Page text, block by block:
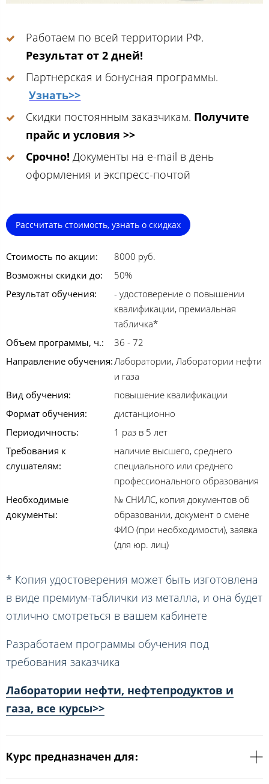
Работаем по всей территории РФ.
Результат от 2 дней!
Партнерская и бонусная программы.
Узнать>>
Скидки постоянным заказчикам. Получите
прайс и условия >>
Срочно! Документы на e-mail в день
оформления и экспресс-почтой
Рассчитать стоимость, узнать о скидках
Стоимость по акции:
8000 руб.
Возможны скидки до:
50%
Результат обучения:
- удостоверение о повышении
квалификации, премиальная
табличка*
Объем программы, ч.:
36 - 72
Направление обучения:Лаборатории, Лаборатории нефти
и газа
Вид обучения:
повышение квалификации
Формат обучения:
дистанционно
Периодичность:
1 раз в 5 лет
Требования к
слушателям:
наличие высшего, среднего
специального или среднего
профессионального образования
Необходимые
документы:
№ СНИЛС, копия документов об
образовании, документ о смене
ФИО (при необходимости), заявка
(для юр. лиц)
* Копия удостоверения может быть изготовлена
в виде премиум-таблички из металла, и она будет
отлично смотреться в вашем кабинете
Разработаем программы обучения под
требования заказчика
Лаборатории нефти, нефтепродуктов и
газа, все курсы>>
Курс предназначен для: